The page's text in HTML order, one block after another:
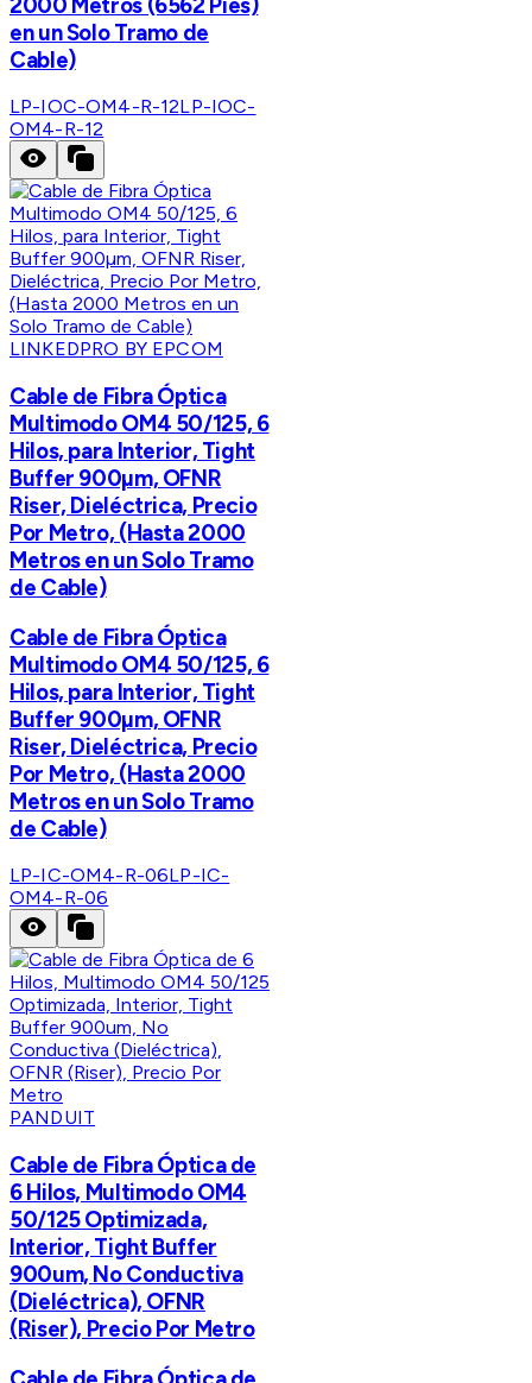
en un Solo Tramo de
Cable)
LP-IOC-OM4-R-12LP-IOC-
OM4-R-12
LINKEDPRO BY EPCOM
Cable de Fibra Óptica
Multimodo OM4 50/125, 6
Hilos, para Interior, Tight
Buffer 900µm, OFNR
Riser, Dieléctrica, Precio
Por Metro, (Hasta 2000
Metros en un Solo Tramo
de Cable)
Cable de Fibra Óptica
Multimodo OM4 50/125, 6
Hilos, para Interior, Tight
Buffer 900µm, OFNR
Riser, Dieléctrica, Precio
Por Metro, (Hasta 2000
Metros en un Solo Tramo
de Cable)
LP-IC-OM4-R-06LP-IC-
OM4-R-06
PANDUIT
Cable de Fibra Óptica de
6 Hilos, Multimodo OM4
50/125 Optimizada,
Interior, Tight Buffer
900um, No Conductiva
(Dieléctrica), OFNR
(Riser), Precio Por Metro